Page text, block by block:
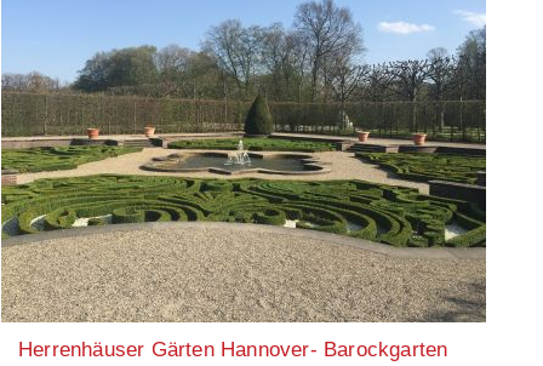
Herrenhäuser Gärten Hannover- Barockgarten